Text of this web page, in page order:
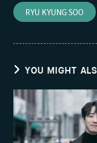
RYU KYUNG SOO
YOU MIGHT